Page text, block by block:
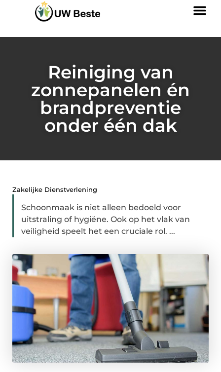
Reiniging van
zonnepanelen én
brandpreventie
onder één dak
Zakelijke Dienstverlening
Schoonmaak is niet alleen bedoeld voor
uitstraling of hygiëne. Ook op het vlak van
veiligheid speelt het een cruciale rol. ...